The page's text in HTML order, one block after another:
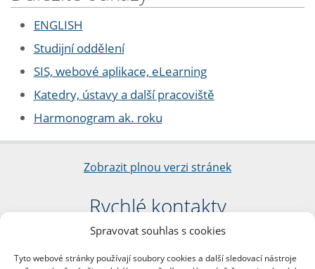
Spravovat souhlas s cookies
Tyto webové stránky používají soubory cookies a další sledovací nástroje
ENGLISH
Studijní oddělení
SIS, webové aplikace, eLearning
Katedry, ústavy a další pracoviště
Harmonogram ak. roku
Zobrazit plnou verzi stránek
Rychlé kontakty
Filozofická fakulta
nám. Jana Palacha 1/2